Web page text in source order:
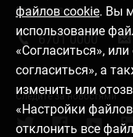
файлов cookie. Вы
использование
«Согласиться»,
согласиться», а
изменить или
«Настройки
отклонить все
Связаться с нами
6701 0000
Следите за новостями